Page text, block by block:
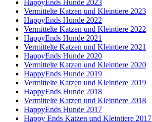
HappyEnds Hunde 2023
Vermittelte Katzen und Kleintiere 2023
HappyEnds Hunde 2022
Vermittelte Katzen und Kleintiere 2022
HappyEnds Hunde 2021
Vermittelte Katzen und Kleintiere 2021
HappyEnds Hunde 2020
Vermittelte Katzen und Kleintiere 2020
HappyEnds Hunde 2019
Vermittelte Katzen und Kleintiere 2019
HappyEnds Hunde 2018
Vermittelte Katzen und Kleintiere 2018
HappyEnds Hunde 2017
Happy Ends Katzen und Kleintiere 2017